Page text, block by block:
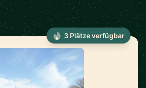
3 Plätze verfügbar